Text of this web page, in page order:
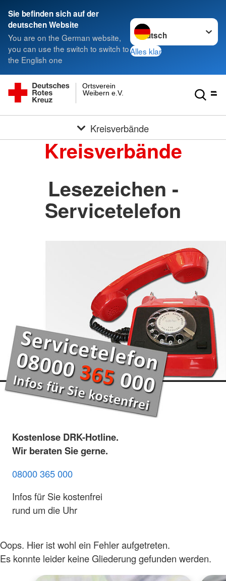
Sie befinden sich auf der
deutschen Website
You are on the German website,
you can use the switch to switch to
the English one
Sprache wechseln zu
Alles klar
Weibern e.V.
Ortsverein
Kreisverbände
Kreisverbände
Lesezeichen -
Servicetelefon
Kostenlose DRK-Hotline.
Wir beraten Sie gerne.
08000 365 000
Infos für Sie kostenfrei
rund um die Uhr
Oops. Hier ist wohl ein Fehler aufgetreten.
Es konnte leider keine Gliederung gefunden werden.